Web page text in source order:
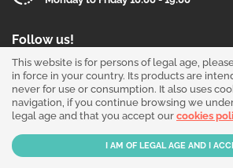
Follow us!
Copyright © 2026 - THGrow.com - Souvenir Garden
This website is for persons of legal age,
in force in your country. Its products are
never for use or consumption. It also uses
navigation, if you continue browsing we
legal age and that you accept our cookies